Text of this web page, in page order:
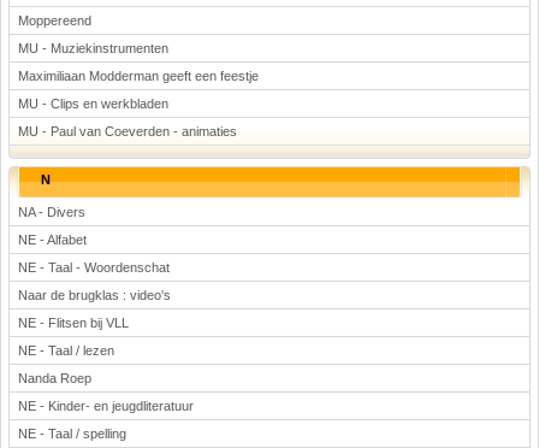
Moppereend
MU - Muziekinstrumenten
Maximiliaan Modderman geeft een feestje
MU - Clips en werkbladen
MU - Paul van Coeverden - animaties
N
NA - Divers
NE - Alfabet
NE - Taal - Woordenschat
Naar de brugklas : video's
NE - Flitsen bij VLL
NE - Taal / lezen
Nanda Roep
NE - Kinder- en jeugdliteratuur
NE - Taal / spelling